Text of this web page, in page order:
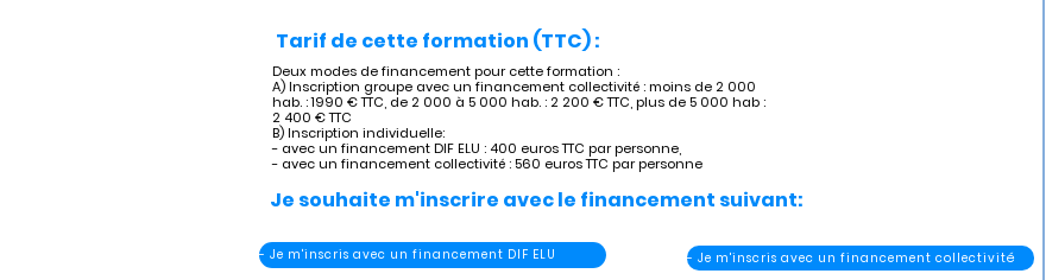
Tarif de cette formation (TTC) :
Deux modes de financement pour cette formation :
A) Inscription groupe avec un financement collectivité : moins de 2 000
hab. : 1990 € TTC, de 2 000 à 5 000 hab. : 2 200 € TTC, plus de 5 000 hab :
2 400 € TTC
B) Inscription individuelle:
- avec un financement DIF ELU : 400 euros TTC par personne,
- avec un financement collectivité : 560 euros TTC par personne
Je souhaite m'inscrire avec le financement suivant:
- Je m'inscris avec un financement DIF ELU - Je m'inscris avec un financement collectivité